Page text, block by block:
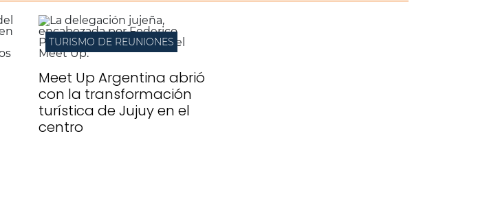
TURISMO DE REUNIONES
Meet Up Argentina abrió
con la transformación
turística de Jujuy en el
centro